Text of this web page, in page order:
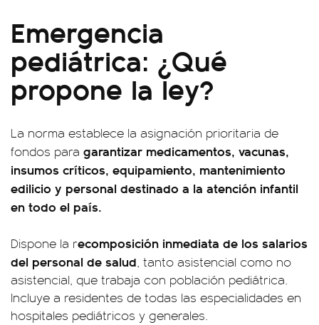
Emergencia
pediátrica: ¿Qué
propone la ley?
La norma establece la asignación prioritaria de
fondos para garantizar medicamentos, vacunas,
insumos críticos, equipamiento, mantenimiento
edilicio y personal destinado a la atención infantil
en todo el país.
Dispone la recomposición inmediata de los salarios
del personal de salud, tanto asistencial como no
asistencial, que trabaja con población pediátrica.
Incluye a residentes de todas las especialidades en
hospitales pediátricos y generales.